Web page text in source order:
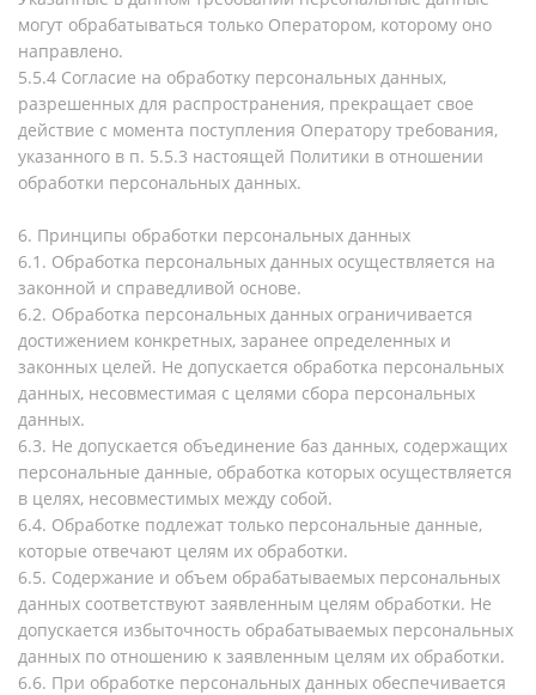
могут обрабатываться только Оператором, которому оно
направлено.
5.5.4 Согласие на обработку персональных данных,
разрешенных для распространения, прекращает свое
действие с момента поступления Оператору требования,
указанного в п. 5.5.3 настоящей Политики в отношении
обработки персональных данных.
6. Принципы обработки персональных данных
6.1. Обработка персональных данных осуществляется на
законной и справедливой основе.
6.2. Обработка персональных данных ограничивается
достижением конкретных, заранее определенных и
законных целей. Не допускается обработка персональных
данных, несовместимая с целями сбора персональных
данных.
6.3. Не допускается объединение баз данных, содержащих
персональные данные, обработка которых осуществляется
в целях, несовместимых между собой.
6.4. Обработке подлежат только персональные данные,
которые отвечают целям их обработки.
6.5. Содержание и объем обрабатываемых персональных
данных соответствуют заявленным целям обработки. Не
допускается избыточность обрабатываемых персональных
данных по отношению к заявленным целям их обработки.
6.6. При обработке персональных данных обеспечивается